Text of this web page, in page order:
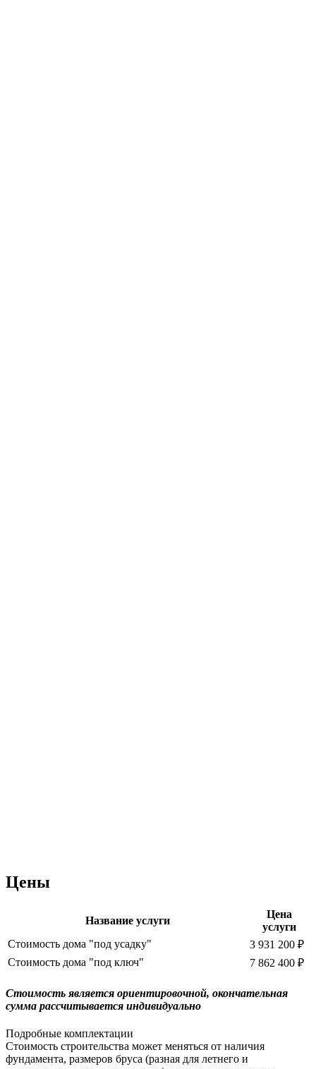
Цены
Название услуги
Цена
услуги
Стоимость дома "под усадку"
3 931 200 ₽
Стоимость дома "под ключ"
7 862 400 ₽
Cтоимость является ориентировочной, окончательная
сумма рассчитывается индивидуально
Подробные комплектации
Стоимость строительства может меняться от наличия
фундамента, размеров бруса (разная для летнего и